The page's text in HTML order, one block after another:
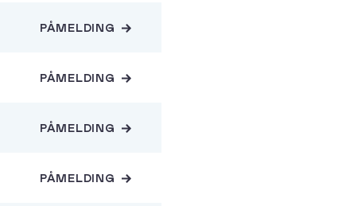
PÅMELDING
PÅMELDING
PÅMELDING
PÅMELDING